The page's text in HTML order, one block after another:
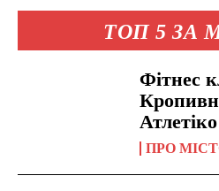
ТОП 5 ЗА
Фітнес
ПРО